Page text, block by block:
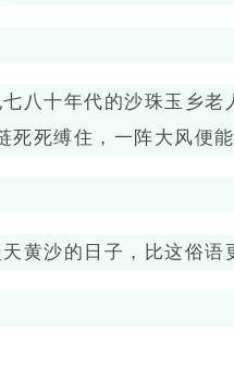
八十年代的沙珠玉乡
死缚住，一阵大风便能
黄沙的日子，比这俗语